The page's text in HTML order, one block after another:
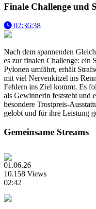
Finale Challenge und
02:36:38
Nach dem spannenden
es zur finalen Challenge: ein
Pylonen umfährt, erhält
mit viel Nervenkitzel ins
Fehlern ins Ziel kommt. Es
als Gewinnerin feststeht und
besondere Trostpreis-
gelobt und für ihre Leistung
Gemeinsame Streams
01.06.26
10.158 Views
02:42